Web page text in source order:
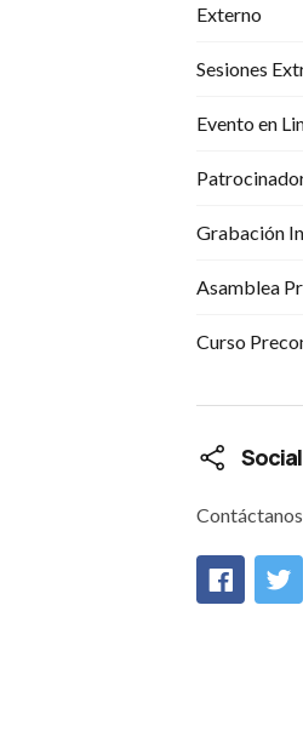
Externo
Sesiones
Evento en
Grabación
Asamblea
Curso